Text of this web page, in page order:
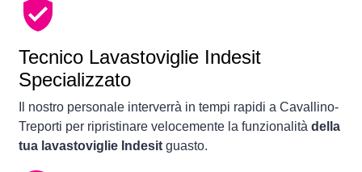
Tecnico Lavastoviglie Indesit
Specializzato
Il nostro personale interverrà in tempi rapidi a Cavallino-
Treporti per ripristinare velocemente la funzionalità della
tua lavastoviglie Indesit guasto.